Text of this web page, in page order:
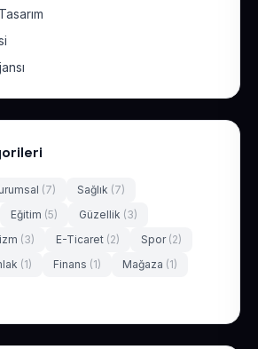
(7) Sağlık (7)
Eğitim (5) Güzellik (3)
(3) E-Ticaret (2) Spor (2)
(1) Finans (1) Mağaza (1)